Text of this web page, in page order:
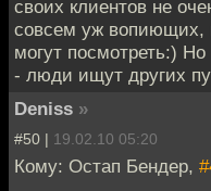
своих клиентов не
совсем уж вопиющих,
могут посмотреть:) Но
- люди ищут других
Deniss »
#50 | 19.02.10 05:20
Кому: Остап Бендер,